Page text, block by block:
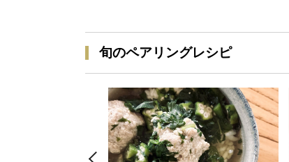
旬のペアリングレシピ